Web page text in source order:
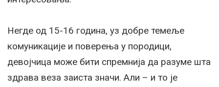
Негде од 15-16 година, уз добре темеље
комуникације и поверења у породици,
девојчица може бити спремнија да разуме шта
здрава веза заиста значи. Али – и то је